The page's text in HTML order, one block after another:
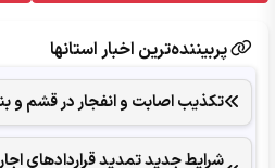
پربیننده‌ترین اخبار استانها
تکذیب اصابت و انفجار در قشم و
شرایط جدید تمدید قراردادهای